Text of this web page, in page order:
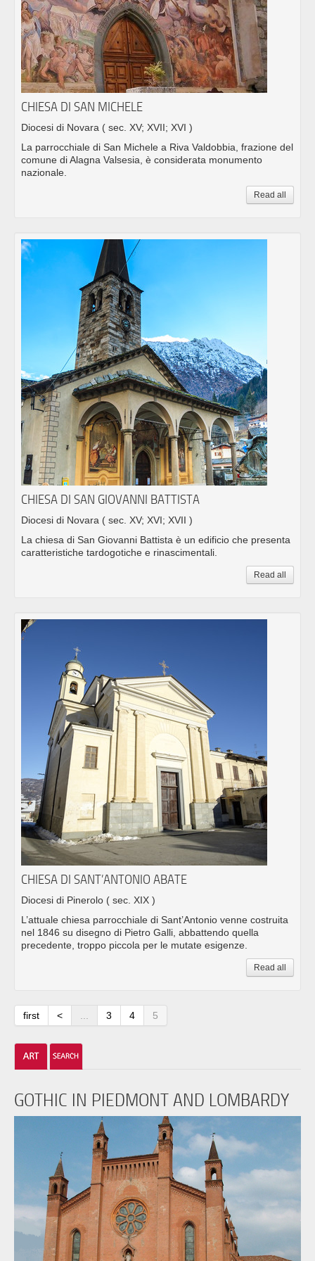
CHIESA DI SAN MICHELE
Diocesi di Novara ( sec. XV; XVII; XVI )
La parrocchiale di San Michele a Riva Valdobbia, frazione del
comune di Alagna Valsesia, è considerata monumento
nazionale.
Read all
CHIESA DI SAN GIOVANNI BATTISTA
Diocesi di Novara ( sec. XV; XVI; XVII )
La chiesa di San Giovanni Battista è un edificio che presenta
caratteristiche tardogotiche e rinascimentali.
Read all
CHIESA DI SANT’ANTONIO ABATE
Diocesi di Pinerolo ( sec. XIX )
L’attuale chiesa parrocchiale di Sant’Antonio venne costruita
nel 1846 su disegno di Pietro Galli, abbattendo quella
precedente, troppo piccola per le mutate esigenze.
Read all
first < ... 3 4 5
GOTHIC IN PIEDMONT AND LOMBARDY